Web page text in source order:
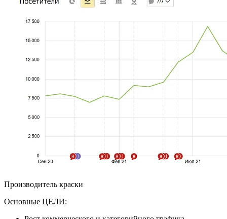
Производитель краски
Основные ЦЕЛИ: